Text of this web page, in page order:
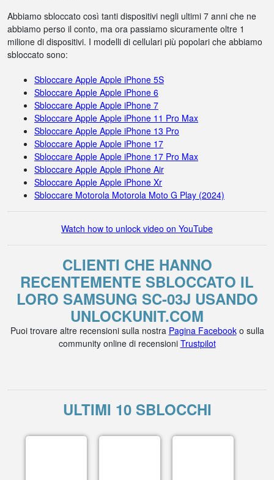
Abbiamo sbloccato così tanti dispositivi negli ultimi 7 anni che ne
abbiamo perso il conto, ma ora passiamo sicuramente oltre 1
milione di dispositivi. I modelli di cellulari più popolari che abbiamo
sbloccato sono:
Sbloccare Apple Apple iPhone 5S
Sbloccare Apple Apple iPhone 6
Sbloccare Apple Apple iPhone 7
Sbloccare Apple Apple iPhone 11 Pro Max
Sbloccare Apple Apple iPhone 13 Pro
Sbloccare Apple Apple iPhone 17
Sbloccare Apple Apple iPhone 17 Pro Max
Sbloccare Apple Apple iPhone Air
Sbloccare Apple Apple iPhone Xr
Sbloccare Motorola Motorola Moto G Play (2024)
Watch how to unlock video on YouTube
CLIENTI CHE HANNO
RECENTEMENTE SBLOCCATO IL
LORO SAMSUNG SC-03J USANDO
UNLOCKUNIT.COM
Puoi trovare altre recensioni sulla nostra Pagina Facebooko sulla
community online di recensioni Trustpilot
ULTIMI 10 SBLOCCHI